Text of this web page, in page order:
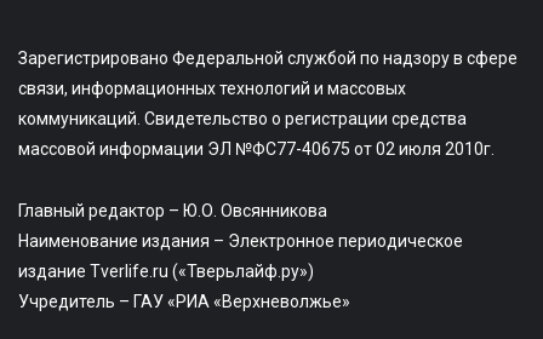
Зарегистрировано Федеральной службой по надзору в сфере
связи, информационных технологий и массовых
коммуникаций. Свидетельство о регистрации средства
массовой информации ЭЛ №ФС77-40675 от 02 июля 2010г.
Главный редактор – Ю.О. Овсянникова
Наименование издания – Электронное периодическое
издание Tverlife.ru («Тверьлайф.ру»)
Учредитель – ГАУ «РИА «Верхневолжье»